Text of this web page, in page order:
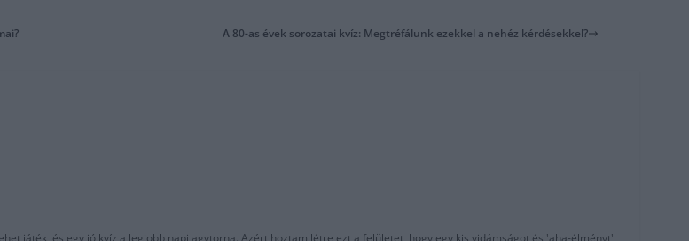
A 80-as évek sorozatai kvíz: Megtréfálunk ezekkel a nehéz kérdésekkel?